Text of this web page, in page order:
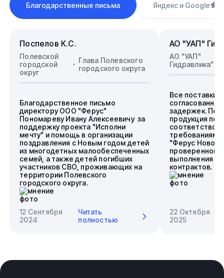
Благодарственные письма Яндекс и Google
Поспелов К.С.
Полевской
городской
округ
Глава Полевского
городского округа
Благодарственное письмо
директору ООО "Ферус"
Пономареву Ивану Алексеевичу за
поддержку проекта "Исполни
мечту" и помощь в организации
поздравления с Новым годом детей
из многодетных малообеспеченных
семей, а также детей погибших
участников СВО, проживающих на
территории Полевского
городского округа.
12 Сентября
2024
Читать
полностью
АО "УАП"
АО "УАП"
Гидравлика"
Все поставки
задержек.
продукция
требованиям.
"Ферус
проверенного
выполнения
контрактов.
22 Октября
2025